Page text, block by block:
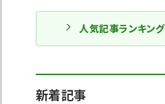
人気記事ランキン
新着記事